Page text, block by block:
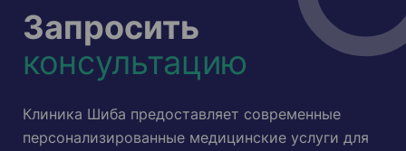
Запросить
консультацию
Клиника Шиба предоставляет современные
персонализированные медицинские услуги для